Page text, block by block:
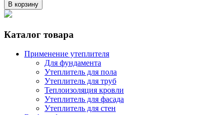
В корзину
Каталог товара
Применение утеплителя
Для фундамента
Утеплитель для пола
Утеплитель для труб
Теплоизоляция кровли
Утеплитель для фасада
Утеплитель для стен